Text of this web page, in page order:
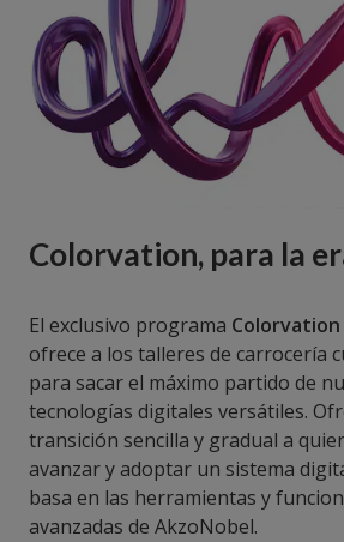
Colorvation, para la
El exclusivo programa Colorvation
ofrece a los talleres de carrocería
para sacar el máximo partido de
tecnologías digitales versátiles.
transición sencilla y gradual a
avanzar y adoptar un sistema
basa en las herramientas y
avanzadas de AkzoNobel.